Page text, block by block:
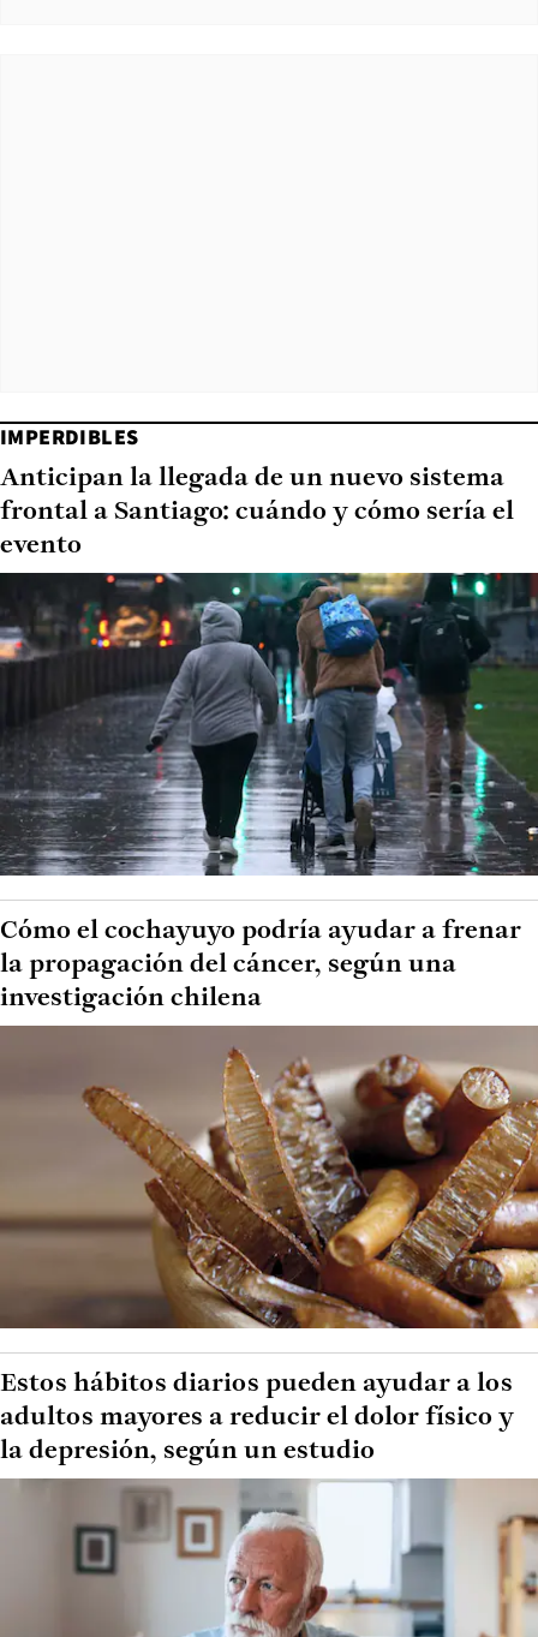
IMPERDIBLES
Anticipan la llegada de un nuevo sistema
frontal a Santiago: cuándo y cómo sería el
evento
Cómo el cochayuyo podría ayudar a frenar
la propagación del cáncer, según una
investigación chilena
Estos hábitos diarios pueden ayudar a los
adultos mayores a reducir el dolor físico y
la depresión, según un estudio